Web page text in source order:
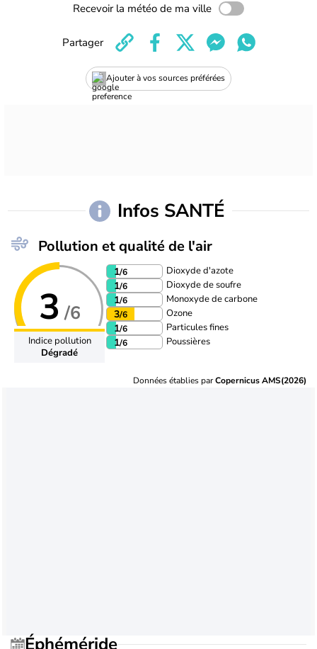
Recevoir la météo de ma ville
Ajouter à vos sources préférées
Partager
Infos SANTÉ
Pollution et qualité de l'air
3 /6
Indice pollution
Dégradé
1/6 Dioxyde d'azote
1/6 Dioxyde de soufre
1/6 Monoxyde de carbone
3/6 Ozone
1/6 Particules fines
1/6 Poussières
Données établies parCopernicus AMS(2026)
Éphéméride